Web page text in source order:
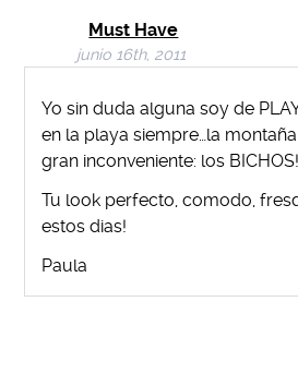
Must Have
junio 16th, 2011
Yo sin duda alguna soy de
en la playa siempre…la
gran inconveniente: los
Tu look perfecto, comodo,
estos dias!
Paula